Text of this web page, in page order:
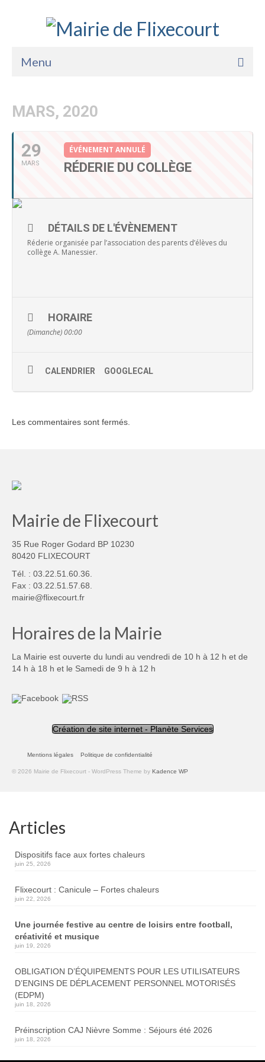
Menu
La Mairie
Vie Pratique
Services
MARS, 2020
29
MARS
ÉVÉNEMENT ANNULÉ
RÉDERIE DU COLLÈGE
DÉTAILS DE L'ÉVÈNEMENT
Réderie organisée par l’association des parents d’élèves du
collège A. Manessier.
HORAIRE
(Dimanche) 00:00
CALENDRIER GOOGLECAL
Les commentaires sont fermés.
Mairie de Flixecourt
35 Rue Roger Godard BP 10230
80420 FLIXECOURT
Tél. : 03.22.51.60.36.
Fax : 03.22.51.57.68.
mairie@flixecourt.fr
Horaires de la Mairie
La Mairie est ouverte du lundi au vendredi de 10 h à 12 h et de
14 h à 18 h et le Samedi de 9 h à 12 h
Création de site internet - Planète Services
Mentions légales Politique de confidentialité
© 2026 Mairie de Flixecourt - WordPress Theme by Kadence WP
Articles
Dispositifs face aux fortes chaleurs
juin 25, 2026
Flixecourt : Canicule – Fortes chaleurs
juin 22, 2026
Une journée festive au centre de loisirs entre football,
créativité et musique
juin 19, 2026
OBLIGATION D’ÉQUIPEMENTS POUR LES UTILISATEURS
D’ENGINS DE DÉPLACEMENT PERSONNEL MOTORISÉS
(EDPM)
juin 18, 2026
Préinscription CAJ Nièvre Somme : Séjours été 2026
juin 18, 2026